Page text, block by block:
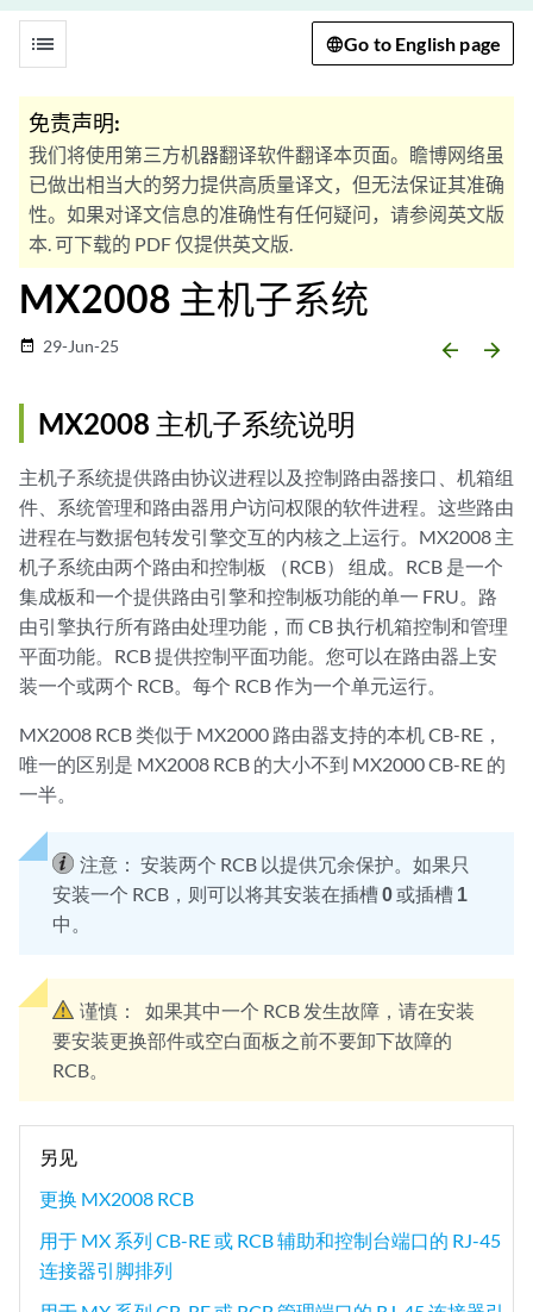
list Go to English page
免责声明:
我们将使用第三方机器翻译软件翻译本页面。瞻博网络虽
已做出相当大的努力提供高质量译文，但无法保证其准确
性。如果对译文信息的准确性有任何疑问，请参阅英文版
本. 可下载的 PDF 仅提供英文版.
MX2008 主机子系统
date_range 29-Jun-25 arrow_backward arrow_forward
MX2008 主机子系统说明
主机子系统提供路由协议进程以及控制路由器接口、机箱组
件、系统管理和路由器用户访问权限的软件进程。这些路由
进程在与数据包转发引擎交互的内核之上运行。MX2008 主
机子系统由两个路由和控制板 （RCB） 组成。RCB 是一个
集成板和一个提供路由引擎和控制板功能的单一 FRU。路
由引擎执行所有路由处理功能，而 CB 执行机箱控制和管理
平面功能。RCB 提供控制平面功能。您可以在路由器上安
装一个或两个 RCB。每个 RCB 作为一个单元运行。
MX2008 RCB 类似于 MX2000 路由器支持的本机 CB-RE，
唯一的区别是 MX2008 RCB 的大小不到 MX2000 CB-RE 的
一半。
注意： 安装两个 RCB 以提供冗余保护。如果只
安装一个 RCB，则可以将其安装在插槽0或插槽 1
中。
谨慎：
如果其中一个 RCB 发生故障，请在安装
要安装更换部件或空白面板之前不要卸下故障的
RCB。
另见
更换 MX2008 RCB
用于 MX 系列 CB-RE 或 RCB 辅助和控制台端口的 RJ-45
连接器引脚排列